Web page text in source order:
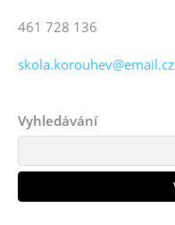
461 728 136
skola.korouhev@email.cz
Vyhledávání